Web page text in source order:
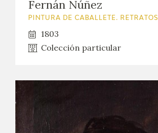
Fernán Núñez
PINTURA DE CABALLETE. RETRATOS
1803
Colección particular